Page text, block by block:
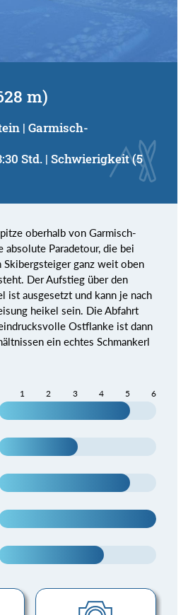
m)
| Garmisch-
Std. | Schwierigkeit (5
oberhalb von Garmisch-
absolute Paradetour, die bei
ganz weit oben
Der Aufstieg über den
ist ausgesetzt und kann je nach
heikel sein. Die Abfahrt
Ostflanke ist dann
ein echtes Schmankerl
1 2 3 4 5 6